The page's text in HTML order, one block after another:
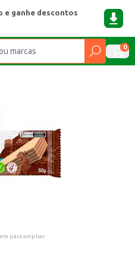
e ganhe descontos
0
para ampliar.